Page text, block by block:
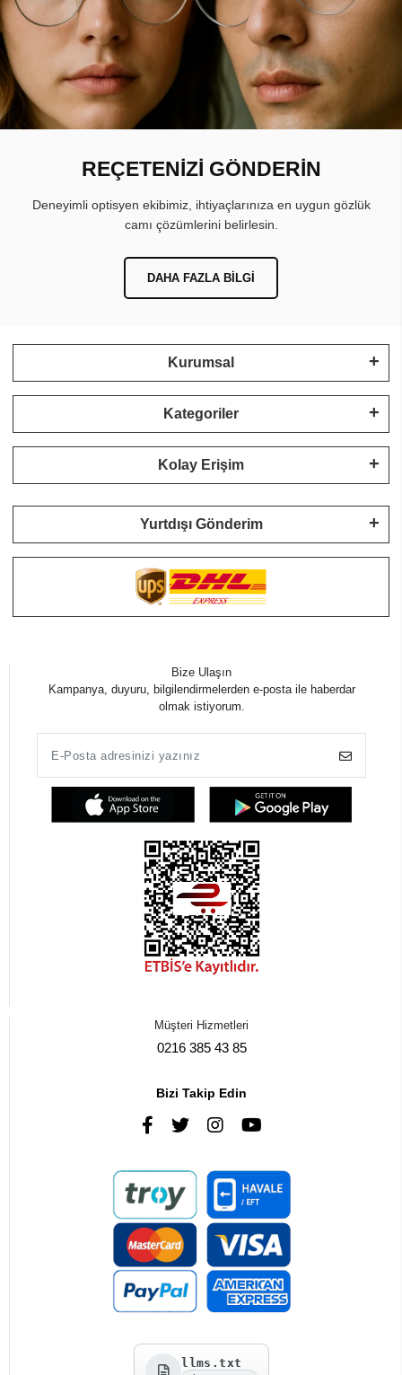
REÇETENİZİ GÖNDERİN
Deneyimli optisyen ekibimiz, ihtiyaçlarınıza en uygun gözlük
camı çözümlerini belirlesin.
DAHA FAZLA BILGI
Kurumsal
Kategoriler
Kolay Erişim
Yurtdışı Gönderim
Bize Ulaşın
Kampanya, duyuru, bilgilendirmelerden e-posta ile haberdar
olmak istiyorum.
Müşteri Hizmetleri
0216 385 43 85
Bizi Takip Edin
llms.txt